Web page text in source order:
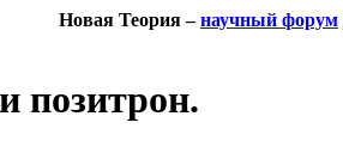
Новая Теория –научный форум
позитрон.